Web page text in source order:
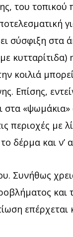
του τοπικού
σύσφιξη στα
κοιλιά
Επίσης,
στα
περιοχές με
και ν’
Συνήθως
και